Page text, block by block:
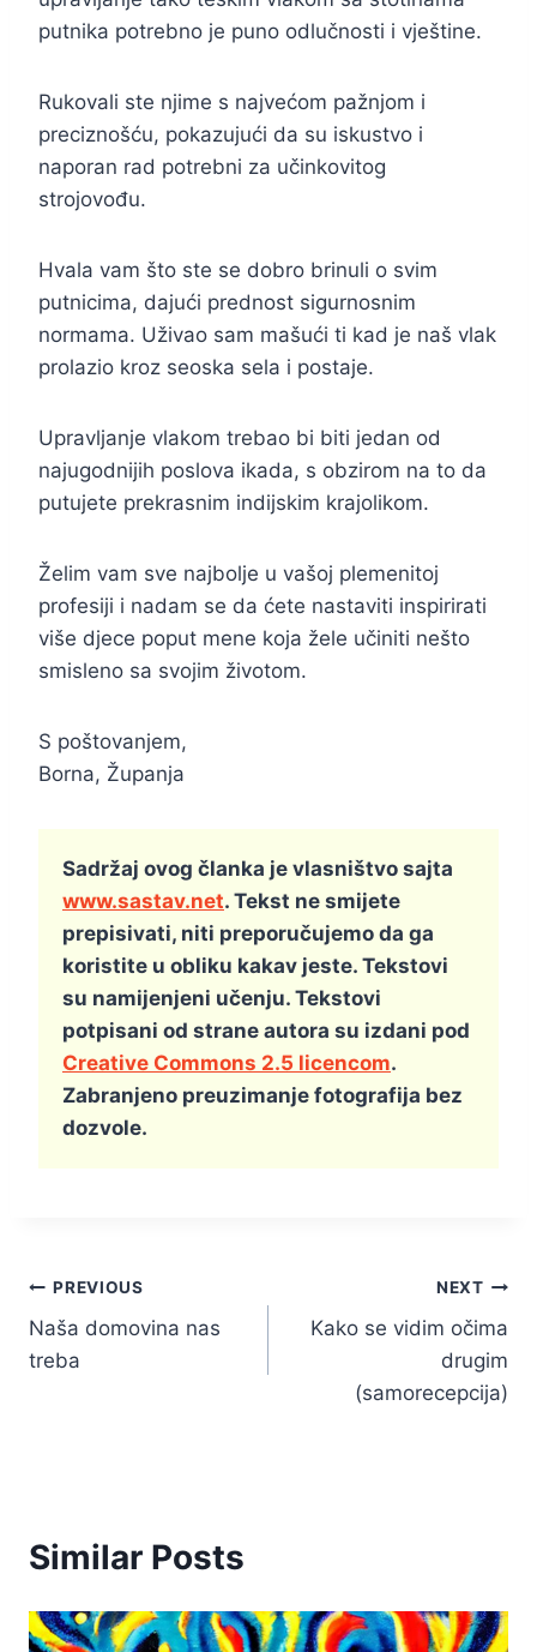
putnika potrebno je puno odlučnosti i vještine.
Rukovali ste njime s najvećom pažnjom i
preciznošću, pokazujući da su iskustvo i
naporan rad potrebni za učinkovitog
strojovođu.
Hvala vam što ste se dobro brinuli o svim
putnicima, dajući prednost sigurnosnim
normama. Uživao sam mašući ti kad je naš vlak
prolazio kroz seoska sela i postaje.
Upravljanje vlakom trebao bi biti jedan od
najugodnijih poslova ikada, s obzirom na to da
putujete prekrasnim indijskim krajolikom.
Želim vam sve najbolje u vašoj plemenitoj
profesiji i nadam se da ćete nastaviti inspirirati
više djece poput mene koja žele učiniti nešto
smisleno sa svojim životom.
S poštovanjem,
Borna, Županja
Sadržaj ovog članka je vlasništvo sajta
www.sastav.net. Tekst ne smijete
prepisivati, niti preporučujemo da ga
koristite u obliku kakav jeste. Tekstovi
su namijenjeni učenju. Tekstovi
potpisani od strane autora su izdani pod
Creative Commons 2.5 licencom.
Zabranjeno preuzimanje fotografija bez
dozvole.
Kretanje
članka
PREVIOUS
Naša domovina nas
treba
NEXT
Kako se vidim očima
drugim
(samorecepcija)
Similar Posts